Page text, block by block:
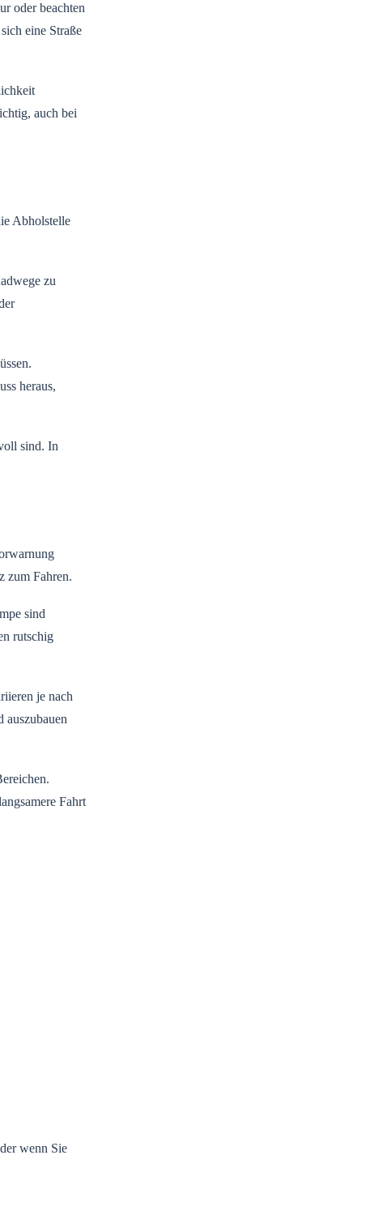
oder beachten
eine Straße
auch bei
Abholstelle
zu
heraus,
sind. In
zum Fahren.
sind
rutschig
je nach
auszubauen
Fahrt
wenn Sie